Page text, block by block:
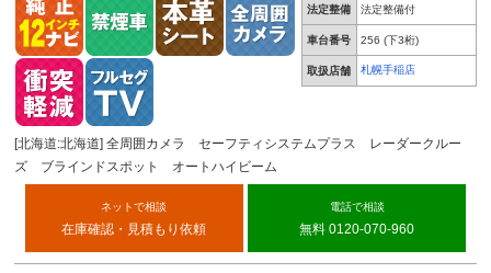
法定整備 法定整備付
車台番号 256 (下3桁)
取扱店舗 札幌手稲店
[北海道:北海道] 全周囲カメラ セーフティシステムプラス レーダークルー
ズ ブラインドスポット オートハイビーム
ネットで相談
在庫確認・見積もり依頼
電話で相談
無料 0120-070-960